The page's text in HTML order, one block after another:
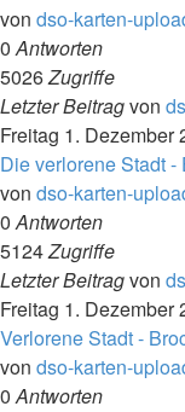
von dso-karten-
0Antworten
5026Zugriffe
Letzter Beitragvon
Freitag 1. Dezember
Die verlorene Stadt -
von dso-karten-
0Antworten
5124Zugriffe
Letzter Beitragvon
Freitag 1. Dezember
Verlorene Stadt -
von dso-karten-
0Antworten